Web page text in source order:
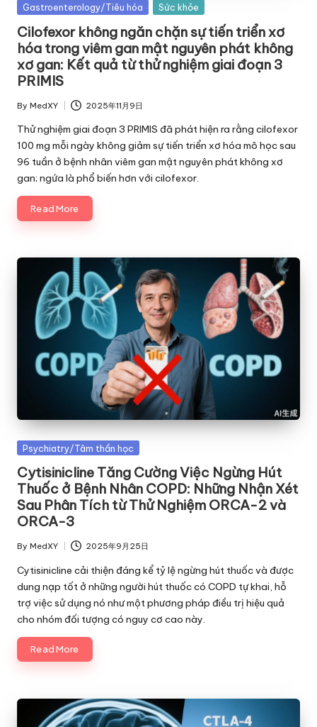
Posted
Gastroenterology/Tiêu hóa Sức khỏe
Cilofexor không ngăn chặn sự tiến triển xơ
hóa trong viêm gan mật nguyên phát không
xơ gan: Kết quả từ thử nghiệm giai đoạn 3
PRIMIS
Posted
by
By MedXY 2025年11月9日
Thử nghiệm giai đoạn 3 PRIMIS đã phát hiện ra rằng cilofexor
100 mg mỗi ngày không giảm sự tiến triển xơ hóa mô học sau
96 tuần ở bệnh nhân viêm gan mật nguyên phát không xơ
gan; ngứa là phổ biến hơn với cilofexor.
Read More
Posted
Psychiatry/Tâm thần học
Cytisinicline Tăng Cường Việc Ngừng Hút
Thuốc ở Bệnh Nhân COPD: Những Nhận Xét
Sau Phân Tích từ Thử Nghiệm ORCA-2 và
ORCA-3
Posted
by
By MedXY 2025年9月25日
Cytisinicline cải thiện đáng kể tỷ lệ ngừng hút thuốc và được
dung nạp tốt ở những người hút thuốc có COPD tự khai, hỗ
trợ việc sử dụng nó như một phương pháp điều trị hiệu quả
cho nhóm đối tượng có nguy cơ cao này.
Read More